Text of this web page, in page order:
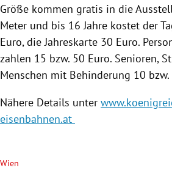
Größe kommen gratis in die
Meter und bis 16 Jahre kostet der
Euro, die Jahreskarte 30 Euro.
zahlen 15 bzw. 50 Euro. Senioren,
Menschen mit Behinderung 10 bzw.
Nähere Details unter
eisenbahnen.at
Wien